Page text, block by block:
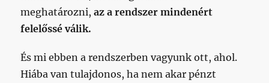
meghatározni,az a rendszer mindenért
felelőssé válik.
És mi ebben a rendszerben vagyunk ott, ahol.
Hiába van tulajdonos, ha nem akar pénzt